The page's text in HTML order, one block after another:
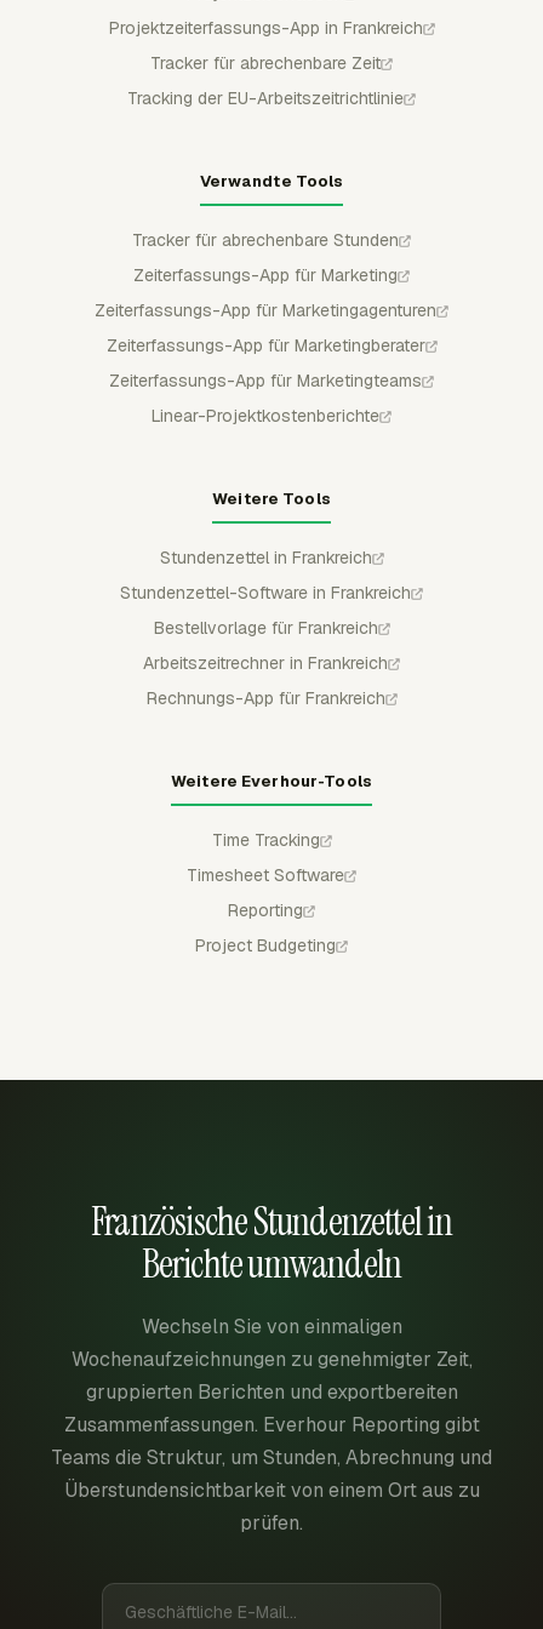
Projektzeiterfassungs-App in Frankreich
Tracker für abrechenbare Zeit
Tracking der EU-Arbeitszeitrichtlinie
Verwandte Tools
Tracker für abrechenbare Stunden
Zeiterfassungs-App für Marketing
Zeiterfassungs-App für Marketingagenturen
Zeiterfassungs-App für Marketingberater
Zeiterfassungs-App für Marketingteams
Linear-Projektkostenberichte
Weitere Tools
Stundenzettel in Frankreich
Stundenzettel-Software in Frankreich
Bestellvorlage für Frankreich
Arbeitszeitrechner in Frankreich
Rechnungs-App für Frankreich
Weitere Everhour-Tools
Time Tracking
Timesheet Software
Reporting
Project Budgeting
Französische Stundenzettel in
Berichte umwandeln
Wechseln Sie von einmaligen
Wochenaufzeichnungen zu genehmigter Zeit,
gruppierten Berichten und exportbereiten
Zusammenfassungen. Everhour Reporting gibt
Teams die Struktur, um Stunden, Abrechnung und
Überstundensichtbarkeit von einem Ort aus zu
prüfen.